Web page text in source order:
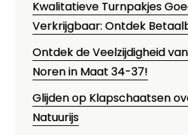
Kwalitatieve Turnpakjes
Verkrijgbaar: Ontdek
Ontdek de Veelzijdigheid
Noren in Maat 34-37!
Glijden op Klapschaatsen
Natuurijs